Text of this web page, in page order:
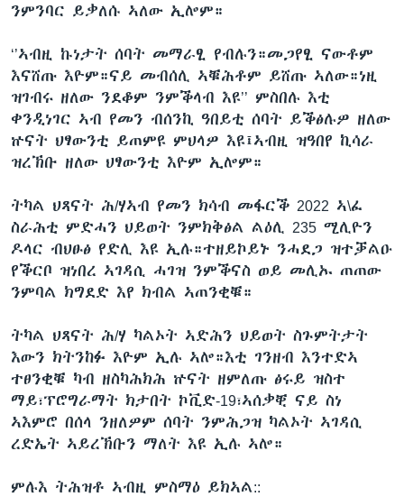
ንምንባር ይቃለሱ ኣለው ኢሎም።
‘’ኣብዚ ኩነታት ሰባት መማራፂ የብሉን።መጋየፂ ናውቶም
እናሸጡ እዮም።ናይ መብሰሊ ኣቑሕቶም ይሸጡ ኣለው።ነዚ
ዝገብሩ ዘለው ንደቆም ንምቕላብ እዩ’’ ምስበሉ እቲ
ቀንዲነገር ኣብ የመን ብሰንኪ ዓበይቲ ሰባት ይቕፅሉዎ ዘለው
ኵናት ህፃውንቲ ይጠምዩ ምህላዎ እዩ፤ኣብዚ ዝዓበየ ኪሳራ
ዝረኽቡ ዘለው ህፃውንቲ እዮም ኢሎም።
ትካል ህጻናት ሕ/ሃኣብ የመን ክሳብ መፋርቕ 2022 ኣ\ፈ
ስራሕቲ ምድሓን ህይወት ንምክቅፅል ልዕሊ 235 ሚሊዮን
ዶላር ብህፁፅ የድሊ እዩ ኢሉ።ተዘይኮይኑ ንሓደጋ ዝተቓልዑ
የቕርቦ ዝነበረ ኣገዳሲ ሓገዝ ንምቕናስ ወይ መሊኡ ጠጠው
ንምባል ክግደድ እየ ክብል ኣጠንቂቑ።
ትካል ህጻናት ሕ/ሃ ካልኦት ኣድሕን ህይወት ስጉምትታት
እውን ክትንከፉ እዮም ኢሉ ኣሎ።እቲ ገንዘብ እንተድኣ
ተፀንቂቑ ካብ ዘስካሕክሕ ኵናት ዘምለጡ ፅሩይ ዝስተ
ማይ፣ፕሮግራማት ክታበት ኮቪድ-19፣ኣሰቃቒ ናይ ስነ
ኣእምሮ በሰላ ንዘለዎም ሰባት ንምሕጋዝ ካልኦት ኣገዳሲ
ረድኤት ኣይረኽቡን ማለት እዩ ኢሉ ኣሎ።
ምሉእ ትሕዝቶ ኣብዚ ምስማዕ ይክኣል::